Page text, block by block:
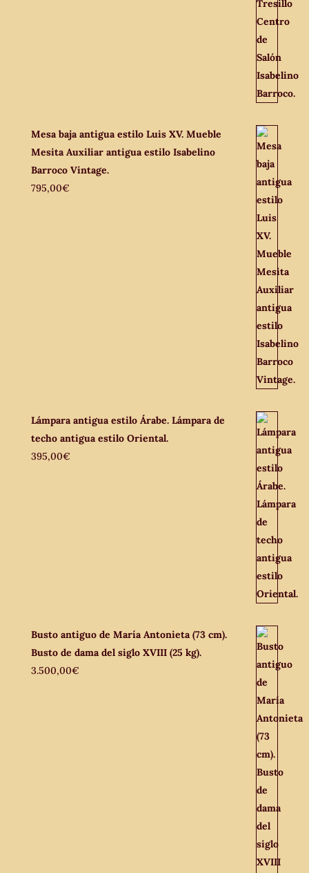
Mesa baja antigua estilo Luis XV. Mueble
Mesita Auxiliar antigua estilo Isabelino
Barroco Vintage.
795,00€
Lámpara antigua estilo Árabe. Lámpara de
techo antigua estilo Oriental.
395,00€
Busto antiguo de María Antonieta (73 cm).
Busto de dama del siglo XVIII (25 kg).
3.500,00€